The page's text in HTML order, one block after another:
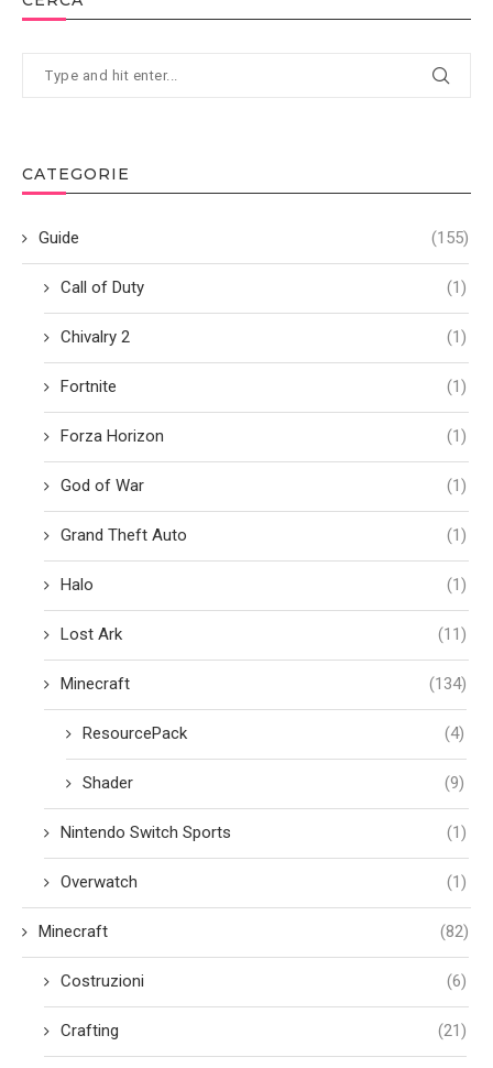
CATEGORIE
Guide (155)
Call of Duty (1)
Chivalry 2 (1)
Fortnite (1)
Forza Horizon (1)
God of War (1)
Grand Theft Auto (1)
Halo (1)
Lost Ark (11)
Minecraft (134)
ResourcePack (4)
Shader (9)
Nintendo Switch Sports (1)
Overwatch (1)
Minecraft (82)
Costruzioni (6)
Crafting (21)